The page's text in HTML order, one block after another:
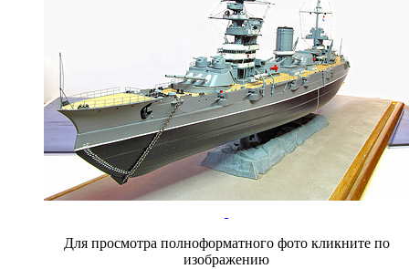
Для просмотра полноформатного фото кликните по
изображению